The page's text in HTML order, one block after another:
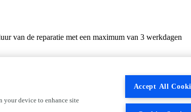
van de reparatie met een maximum van 3 werkdagen
van de reparatie met een maximum van 5 werkdagen
your device to enhance site
Accept All